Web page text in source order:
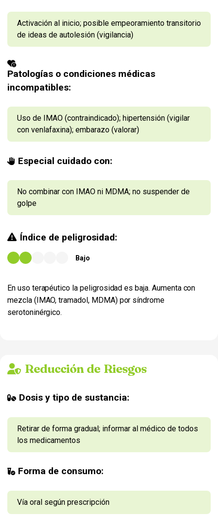
Activación al inicio; posible empeoramiento transitorio
de ideas de autolesión (vigilancia)
Patologías o condiciones médicas
incompatibles:
Uso de IMAO (contraindicado); hipertensión (vigilar
con venlafaxina); embarazo (valorar)
Especial cuidado con:
No combinar con IMAO ni MDMA; no suspender de
golpe
Índice de peligrosidad:
Bajo
En uso terapéutico la peligrosidad es baja. Aumenta con
mezcla (IMAO, tramadol, MDMA) por síndrome
serotoninérgico.
Reducción de Riesgos
Dosis y tipo de sustancia:
Retirar de forma gradual; informar al médico de todos
los medicamentos
Forma de consumo:
Vía oral según prescripción